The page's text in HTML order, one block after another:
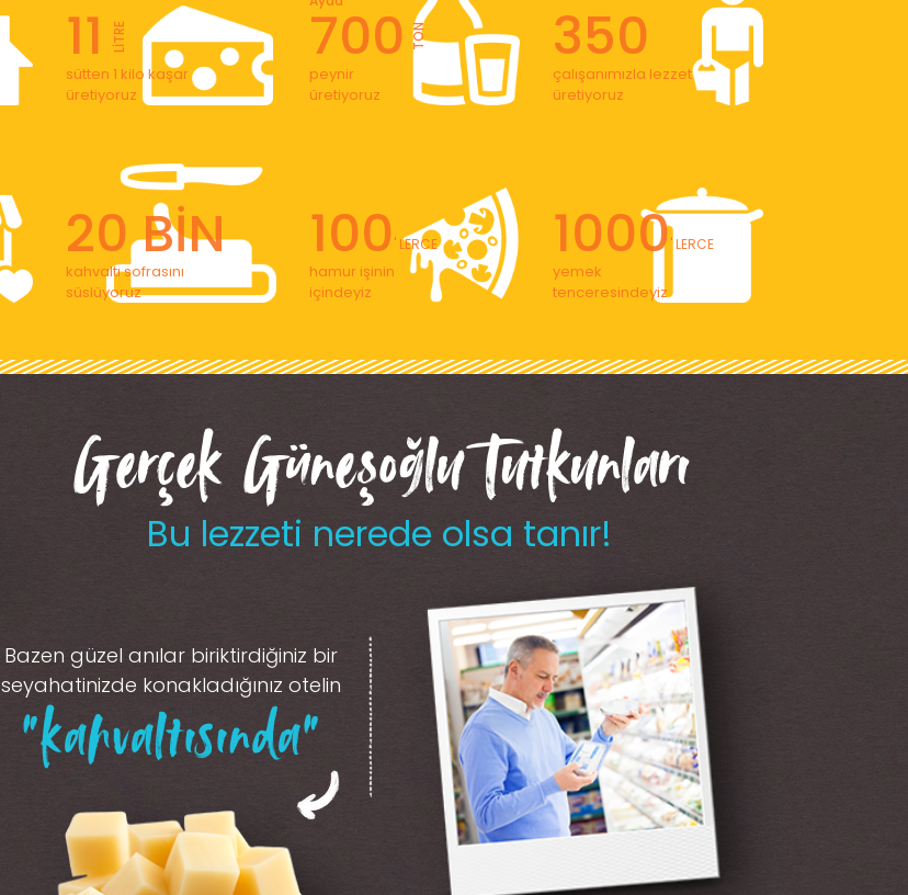
11 LİTRE
sütten 1 kilo kaşar
üretiyoruz
700 TON
peynir
üretiyoruz
350
çalışanımızla lezzet
üretiyoruz
20 BİN
kahvaltı sofrasını
süslüyoruz
100' LERCE
hamur işinin
içindeyiz
1000' LERCE
yemek
tenceresindeyiz
Gerçek Güneşoğlu Tutkunları
Bu lezzeti nerede olsa tanır!
Bazen güzel anılar biriktirdiğiniz bir
seyahatinizde konakladığınız otelin
“kahvaltısında”